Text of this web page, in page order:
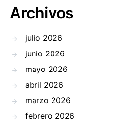
Archivos
julio 2026
junio 2026
mayo 2026
abril 2026
marzo 2026
febrero 2026